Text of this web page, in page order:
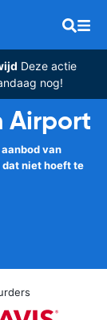
Deze actie
nog!
Airport
van
niet hoeft te